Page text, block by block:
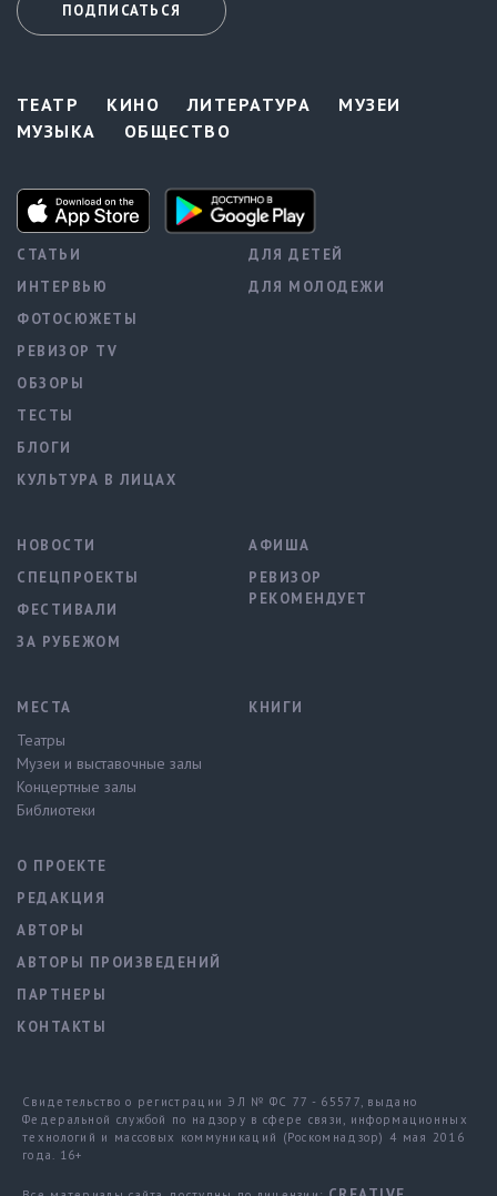
ПОДПИСАТЬСЯ
ТЕАТР КИНО ЛИТЕРАТУРА
МУЗЕИ
МУЗЫКА
ОБЩЕСТВО
СТАТЬИ
ИНТЕРВЬЮ
ФОТОСЮЖЕТЫ
РЕВИЗОР TV
ОБЗОРЫ
ТЕСТЫ
БЛОГИ
КУЛЬТУРА В ЛИЦАХ
ДЛЯ ДЕТЕЙ
ДЛЯ МОЛОДЕЖИ
НОВОСТИ
СПЕЦПРОЕКТЫ
ФЕСТИВАЛИ
ЗА РУБЕЖОМ
АФИША
РЕВИЗОР
РЕКОМЕНДУЕТ
МЕСТА
Театры
Музеи и выставочные залы
Концертные залы
Библиотеки
КНИГИ
О ПРОЕКТЕ
РЕДАКЦИЯ
АВТОРЫ
АВТОРЫ ПРОИЗВЕДЕНИЙ
ПАРТНЕРЫ
КОНТАКТЫ
Свидетельство о регистрации ЭЛ № ФС 77 - 65577, выдано
Федеральной службой по надзору в сфере связи, информационных
технологий и массовых коммуникаций (Роскомнадзор) 4 мая 2016
года. 16+